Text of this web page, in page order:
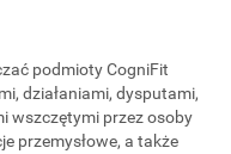
podmioty CogniFit
działaniami, dysputami,
wszczętymi przez osoby
przemysłowe, a także